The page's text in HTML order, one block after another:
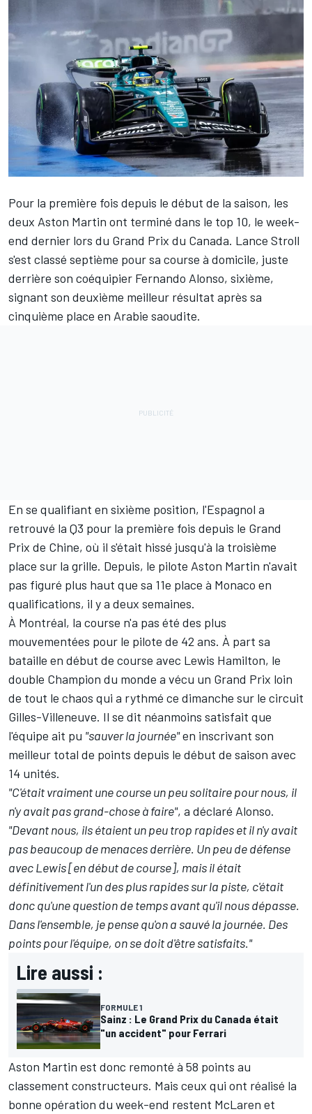
Pour la première fois depuis le début de la saison, les
deux Aston Martin ont terminé dans le top 10, le week-
end dernier lors du Grand Prix du Canada. Lance Stroll
s'est classé septième pour sa course à domicile, juste
derrière son coéquipier Fernando Alonso, sixième,
signant son deuxième meilleur résultat après sa
cinquième place en Arabie saoudite.
En se qualifiant en sixième position, l'Espagnol a
retrouvé la Q3 pour la première fois depuis le Grand
Prix de Chine, où il s'était hissé jusqu'à la troisième
place sur la grille. Depuis, le pilote Aston Martin n'avait
pas figuré plus haut que sa 11e place à Monaco en
qualifications, il y a deux semaines.
À Montréal, la course n'a pas été des plus
mouvementées pour le pilote de 42 ans. À part sa
bataille en début de course avec Lewis Hamilton, le
double Champion du monde a vécu un Grand Prix loin
de tout le chaos qui a rythmé ce dimanche sur le circuit
Gilles-Villeneuve. Il se dit néanmoins satisfait que
l'équipe ait pu "sauver la journée"en inscrivant son
meilleur total de points depuis le début de saison avec
14 unités.
"C'était vraiment une course un peu solitaire pour nous, il
n'y avait pas grand-chose à faire", a déclaré Alonso.
"Devant nous, ils étaient un peu trop rapides et il n'y avait
pas beaucoup de menaces derrière. Un peu de défense
avec Lewis [en début de course], mais il était
définitivement l'un des plus rapides sur la piste, c'était
donc qu'une question de temps avant qu'il nous dépasse.
Dans l'ensemble, je pense qu'on a sauvé la journée. Des
points pour l'équipe, on se doit d'être satisfaits."
Lire aussi :
FORMULE 1
Sainz : Le Grand Prix du Canada était
"un accident" pour Ferrari
Aston Martin est donc remonté à 58 points au
classement constructeurs. Mais ceux qui ont réalisé la
bonne opération du week-end restent McLaren et